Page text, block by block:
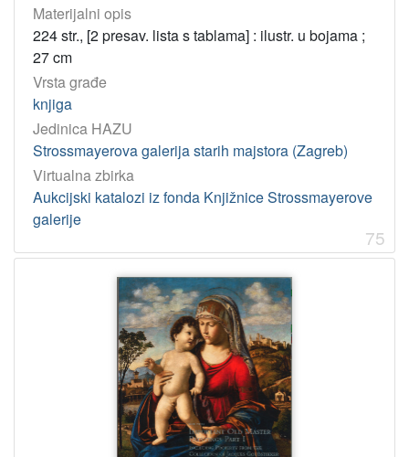
Materijalni opis
224 str., [2 presav. lista s tablama] : ilustr. u bojama ;
27 cm
Vrsta građe
knjiga
Jedinica HAZU
Strossmayerova galerija starih majstora (Zagreb)
Virtualna zbirka
Aukcijski katalozi iz fonda Knjižnice Strossmayerove
galerije
75